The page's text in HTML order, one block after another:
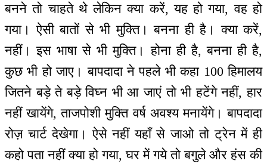
बनने तो चाहते थे लेकिन क्या करें, यह हो गया, वह हो
गया। ऐसी बातों से भी मुक्ति। बनना ही है। क्या करें,
नहीं। इस भाषा से भी मुक्ति। होना ही है, बनना ही है,
कुछ भी हो जाए। बापदादा ने पहले भी कहा 100 हिमालय
जितने बड़े ते बड़े विघ्न भी आ जाएं तो भी हटेंगे नहीं, हार
नहीं खायेंगे, ताजपोशी मुक्ति वर्ष अवश्य मनायेंगे। बापदादा
रोज़ चार्ट देखेगा। ऐसे नहीं यहाँ से जाओ तो ट्रेन में ही
कहो पता नहीं क्या हो गया, घर में गये तो बगुले और हंस की